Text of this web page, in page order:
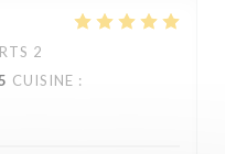
2
CUISINE :